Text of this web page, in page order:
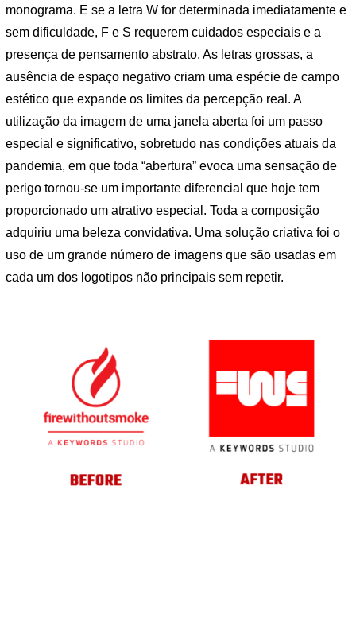
monograma. E se a letra W for determinada imediatamente e
sem dificuldade, F e S requerem cuidados especiais e a
presença de pensamento abstrato. As letras grossas, a
ausência de espaço negativo criam uma espécie de campo
estético que expande os limites da percepção real. A
utilização da imagem de uma janela aberta foi um passo
especial e significativo, sobretudo nas condições atuais da
pandemia, em que toda “abertura” evoca uma sensação de
perigo tornou-se um importante diferencial que hoje tem
proporcionado um atrativo especial. Toda a composição
adquiriu uma beleza convidativa. Uma solução criativa foi o
uso de um grande número de imagens que são usadas em
cada um dos logotipos não principais sem repetir.